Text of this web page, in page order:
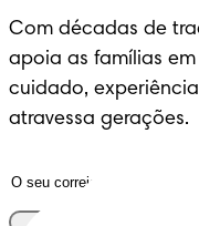
Com décadas de
apoia as famílias
cuidado,
atravessa gerações.